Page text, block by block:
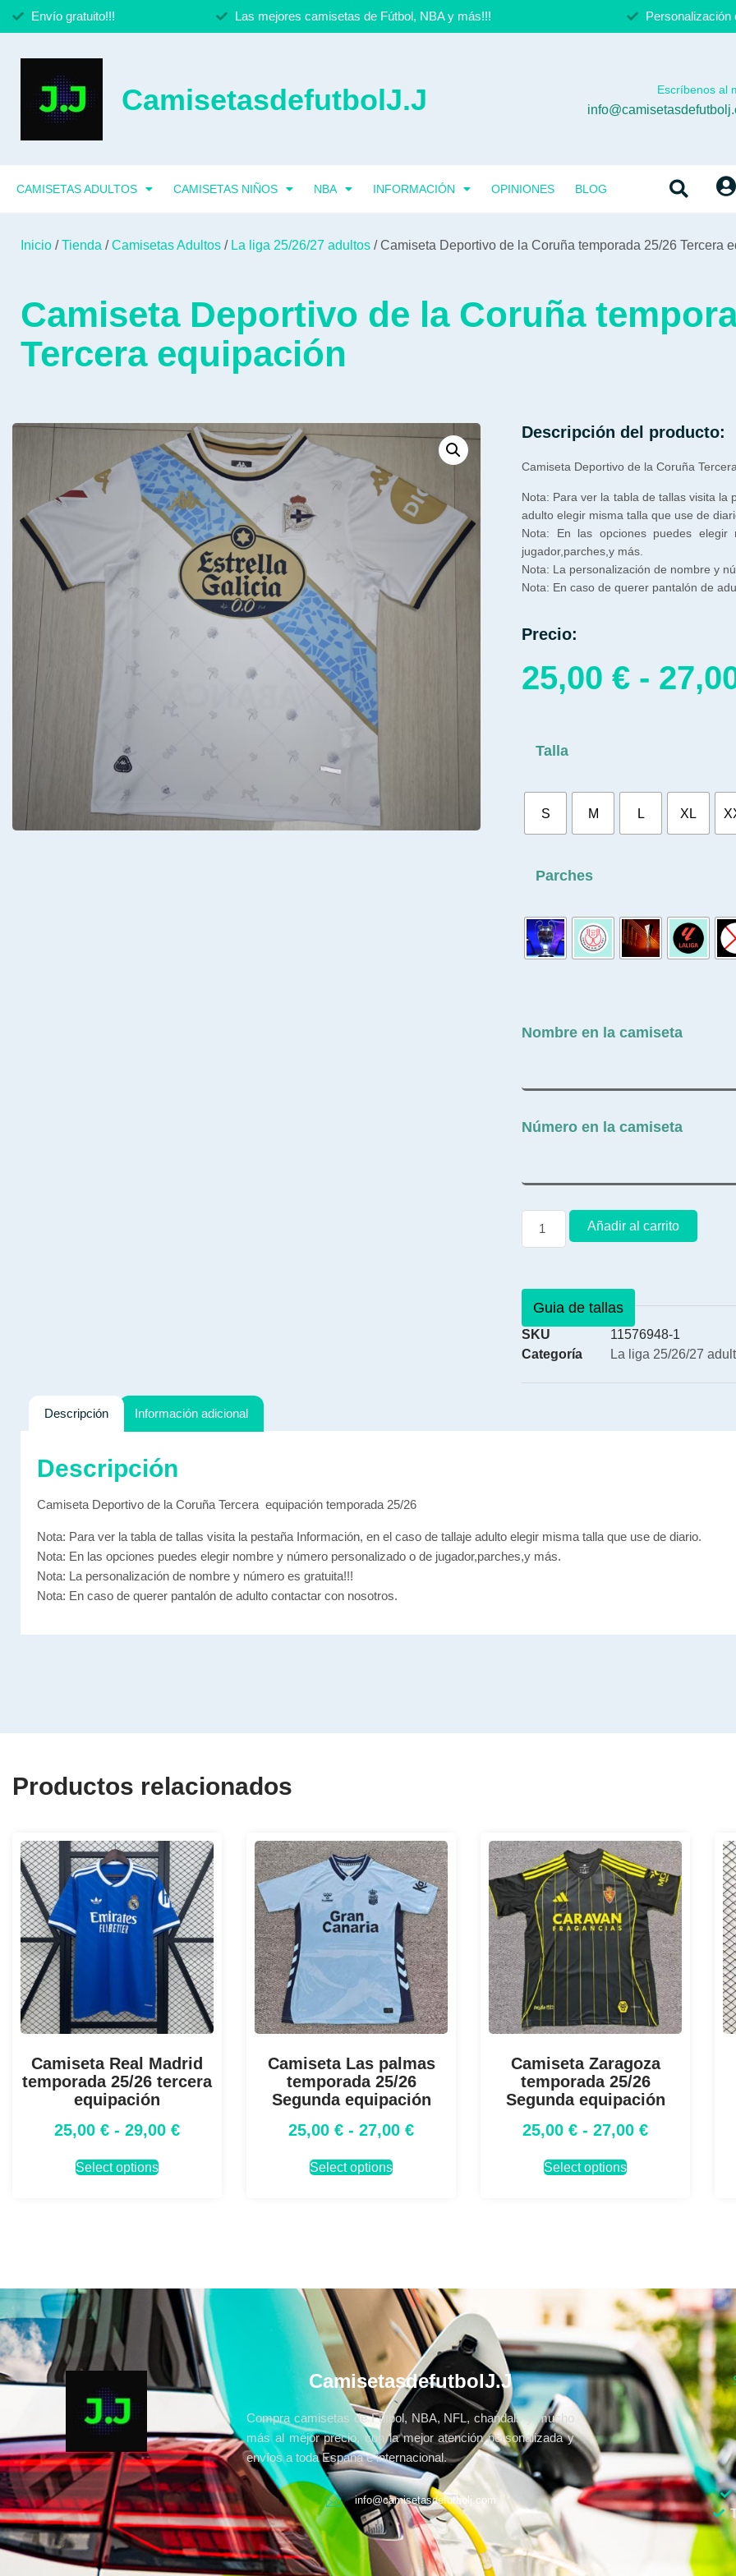
Envío gratuito!!! Las mejores camisetas de Fútbol, NBA y más!!! Personalización
CamisetasdefutbolJ.J Escríbenos al
CAMISETAS ADULTOS CAMISETAS NIÑOS NBA INFORMACIÓN OPINIONES BLOG
Inicio /Tienda /Camisetas Adultos / La liga 25/26/27 adultos / Camiseta Deportivo de la Coruña temporada 25/26 Tercera
Camiseta Deportivo de la Coruña
Tercera equipación
Descripción del producto:
Camiseta Deportivo de la Coruña
Nota: Para ver la tabla de tallas visita la
adulto elegir misma talla que use de
Nota: En las opciones puedes
jugador,parches,y más.
Nota: La personalización de nombre y
Nota: En caso de querer pantalón de
Precio:
25,00 € -
Talla
S M L XL
Parches
Nombre en la camiseta
Número en la camiseta
Añadir al carrito
Guia de tallas
SKU
11576948-1
Categoría
La liga 25/26/27
Descripción Información adicional
Descripción
Camiseta Deportivo de la Coruña Tercera equipación temporada 25/26
Nota: Para ver la tabla de tallas visita la pestaña Información, en el caso de tallaje adulto elegir misma talla que use de diario.
Nota: En las opciones puedes elegir nombre y número personalizado o de jugador,parches,y más.
Nota: La personalización de nombre y número es gratuita!!!
Nota: En caso de querer pantalón de adulto contactar con nosotros.
Productos relacionados
Camiseta Real Madrid
temporada 25/26 tercera
equipación
25,00 € - 29,00 €
Select options
Camiseta Las palmas
temporada 25/26
Segunda equipación
25,00 € - 27,00 €
Select options
Camiseta Zaragoza
temporada 25/26
Segunda equipación
25,00 € - 27,00 €
Select options
CamisetasdefutbolJ.J
Compra camisetas de Fútbol, NBA, NFL, chandals y mucho
más al mejor precio, con la mejor atención personalizada y
envíos a toda España e internacional.
info@camisetasdefutbolj.com